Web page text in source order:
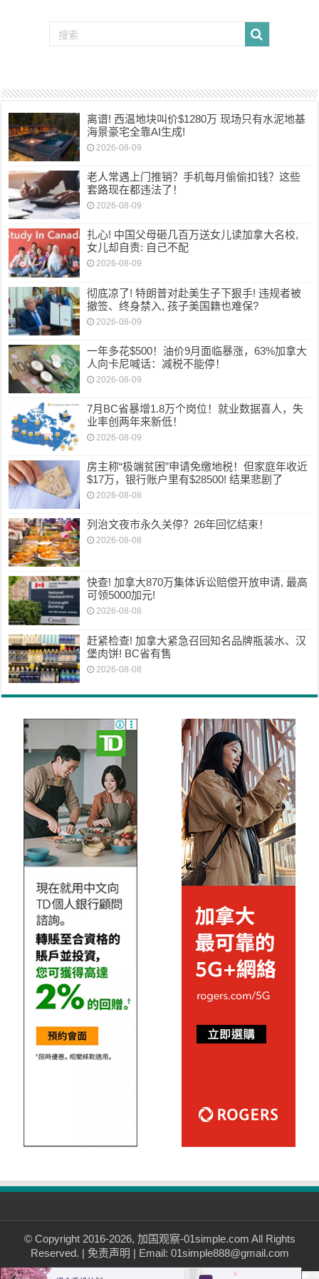
离谱! 西温地块叫价$1280万 现场只有水泥地基
海景豪宅全靠AI生成!
2026-08-09
老人常遇上门推销？手机每月偷偷扣钱？这些
套路现在都违法了！
2026-08-09
扎心! 中国父母砸几百万送女儿读加拿大名校,
女儿却自责: 自己不配
2026-08-09
彻底凉了! 特朗普对赴美生子下狠手! 违规者被
撤签、终身禁入, 孩子美国籍也难保?
2026-08-09
一年多花$500！油价9月面临暴涨，63%加拿大
人向卡尼喊话：减税不能停！
2026-08-09
7月BC省暴增1.8万个岗位！就业数据喜人，失
业率创两年来新低！
2026-08-09
房主称“极端贫困”申请免缴地税！但家庭年收近
$17万，银行账户里有$28500! 结果悲剧了
2026-08-08
列治文夜市永久关停？26年回忆结束！
2026-08-08
快查! 加拿大870万集体诉讼赔偿开放申请, 最高
可领5000加元!
2026-08-08
赶紧检查! 加拿大紧急召回知名品牌瓶装水、汉
堡肉饼! BC省有售
2026-08-08
© Copyright 2016-2026, 加国观察-01simple.com All Rights
Reserved. | 免责声明 | Email: 01simple888@gmail.com